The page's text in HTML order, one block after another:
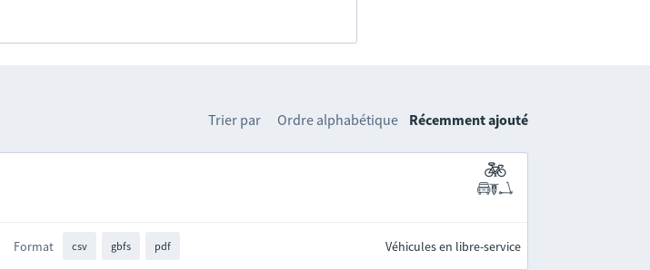
Trier par Ordre alphabétique Récemment ajouté
Format csv gbfs pdf Véhicules en libre-service